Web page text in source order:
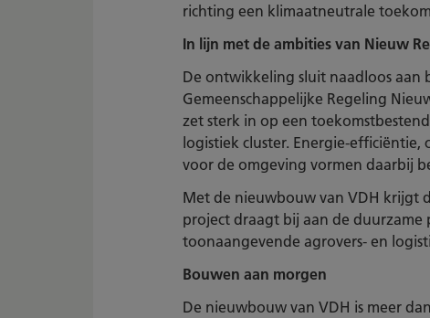
richting een klimaatneutrale
In lijn met de ambities van Nieuw
De ontwikkeling sluit naadloos aan
Gemeenschappelijke Regeling
zet sterk in op een
logistiek cluster. Energie-
voor de omgeving vormen daarbij
Met de nieuwbouw van VDH krijgt
project draagt bij aan de duurzame
toonaangevende agrovers- en
Bouwen aan morgen
De nieuwbouw van VDH is meer